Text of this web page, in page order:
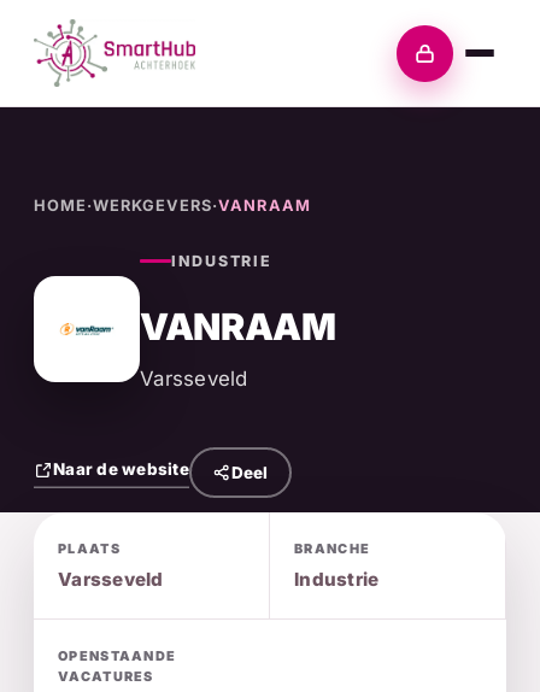
content
Inloggen
HOME ·WERKGEVERS·VANRAAM
INDUSTRIE
VANRAAM
Varsseveld
Naar de website Deel
PLAATS
Varsseveld
BRANCHE
Industrie
OPENSTAANDE
VACATURES